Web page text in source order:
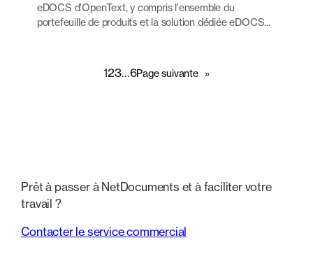
eDOCS d'OpenText, y compris l'ensemble du
portefeuille de produits et la solution dédiée eDOCS...
123…6Page suivante »
Prêt à passer à NetDocuments et à faciliter votre
travail ?
Contacter le service commercial